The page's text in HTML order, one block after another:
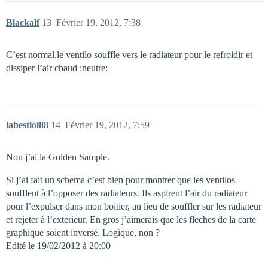
Blackalf Février 19, 2012, 7:38
13
C’est normal,le ventilo souffle vers le radiateur pour le refroidir et
dissiper l’air chaud :neutre:
labestiol88 Février 19, 2012, 7:59
14
Non j’ai la Golden Sample.
Si j’ai fait un schema c’est bien pour montrer que les ventilos
soufflent à l’opposer des radiateurs. Ils aspirent l’air du radiateur
pour l’expulser dans mon boitier, au lieu de souffler sur les radiateur
et rejeter à l’exterieur. En gros j’aimerais que les fleches de la carte
graphique soient inversé. Logique, non ?
Edité le 19/02/2012 à 20:00